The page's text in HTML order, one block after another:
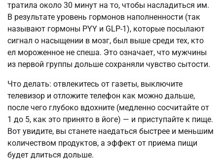
тратила около 30 минут на то, чтобы насладиться им.
В результате уровень гормонов наполненности (так
называют гормоны PYY и GLP-1), которые посылают
сигнал о насыщении в мозг, был выше среди тех, кто
ел мороженное не спеша. Это означает, что мужчины
из первой группы дольше сохраняли чувство сытости.
Что делать: отвлекитесь от газеты, выключите
телевизор и отложите телефон как можно дальше,
после чего глубоко вдохните (медленно сосчитайте от
1 до 5, как это принято в йоге) — и приступайте к пище.
Вот увидите, вы станете наедаться быстрее и меньшим
количеством продуктов, а эффект от приема пищи
будет длиться дольше.